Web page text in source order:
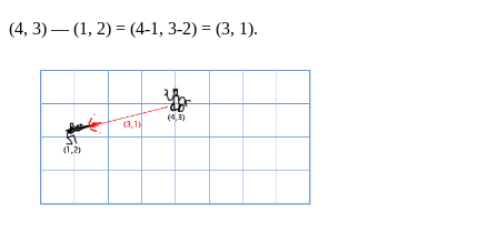
(4, 3) — (1, 2) = (4-1, 3-2) = (3, 1).